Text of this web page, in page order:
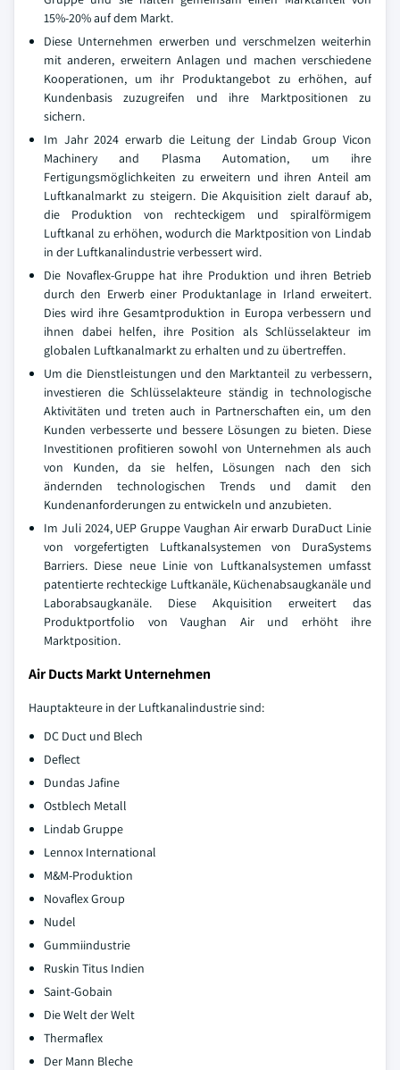
15%-20% auf dem Markt.
Diese Unternehmen erwerben und verschmelzen weiterhin
mit anderen, erweitern Anlagen und machen verschiedene
Kooperationen, um ihr Produktangebot zu erhöhen, auf
Kundenbasis zuzugreifen und ihre Marktpositionen zu
sichern.
Im Jahr 2024 erwarb die Leitung der Lindab Group Vicon
Machinery and Plasma Automation, um ihre
Fertigungsmöglichkeiten zu erweitern und ihren Anteil am
Luftkanalmarkt zu steigern. Die Akquisition zielt darauf ab,
die Produktion von rechteckigem und spiralförmigem
Luftkanal zu erhöhen, wodurch die Marktposition von Lindab
in der Luftkanalindustrie verbessert wird.
Die Novaflex-Gruppe hat ihre Produktion und ihren Betrieb
durch den Erwerb einer Produktanlage in Irland erweitert.
Dies wird ihre Gesamtproduktion in Europa verbessern und
ihnen dabei helfen, ihre Position als Schlüsselakteur im
globalen Luftkanalmarkt zu erhalten und zu übertreffen.
Um die Dienstleistungen und den Marktanteil zu verbessern,
investieren die Schlüsselakteure ständig in technologische
Aktivitäten und treten auch in Partnerschaften ein, um den
Kunden verbesserte und bessere Lösungen zu bieten. Diese
Investitionen profitieren sowohl von Unternehmen als auch
von Kunden, da sie helfen, Lösungen nach den sich
ändernden technologischen Trends und damit den
Kundenanforderungen zu entwickeln und anzubieten.
Im Juli 2024, UEP Gruppe Vaughan Air erwarb DuraDuct Linie
von vorgefertigten Luftkanalsystemen von DuraSystems
Barriers. Diese neue Linie von Luftkanalsystemen umfasst
patentierte rechteckige Luftkanäle, Küchenabsaugkanäle und
Laborabsaugkanäle. Diese Akquisition erweitert das
Produktportfolio von Vaughan Air und erhöht ihre
Marktposition.
Air Ducts Markt Unternehmen
Hauptakteure in der Luftkanalindustrie sind:
DC Duct und Blech
Deflect
Dundas Jafine
Ostblech Metall
Lindab Gruppe
Lennox International
M&M-Produktion
Novaflex Group
Nudel
Gummiindustrie
Ruskin Titus Indien
Saint-Gobain
Die Welt der Welt
Thermaflex
Der Mann Bleche